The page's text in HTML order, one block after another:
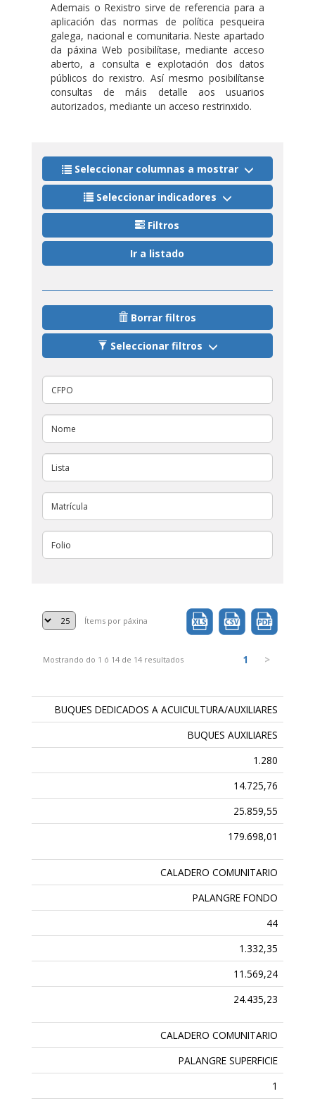
Ademais o Rexistro sirve de referencia para a
aplicación das normas de política pesqueira
galega, nacional e comunitaria. Neste apartado
da páxina Web posibilítase, mediante acceso
aberto, a consulta e explotación dos datos
públicos do rexistro. Así mesmo posibilítanse
consultas de máis detalle aos usuarios
autorizados, mediante un acceso restrinxido.
Seleccionar columnas a mostrar
Seleccionar indicadores
Filtros
Ir a listado
Borrar filtros
Seleccionar filtros
Mostrando do 1 ó 14 de 14 resultados 1 >
Ítems por páxina
BUQUES DEDICADOS A ACUICULTURA/AUXILIARES
BUQUES AUXILIARES
1.280
14.725,76
25.859,55
179.698,01
CALADERO COMUNITARIO
PALANGRE FONDO
44
1.332,35
11.569,24
24.435,23
CALADERO COMUNITARIO
PALANGRE SUPERFICIE
1